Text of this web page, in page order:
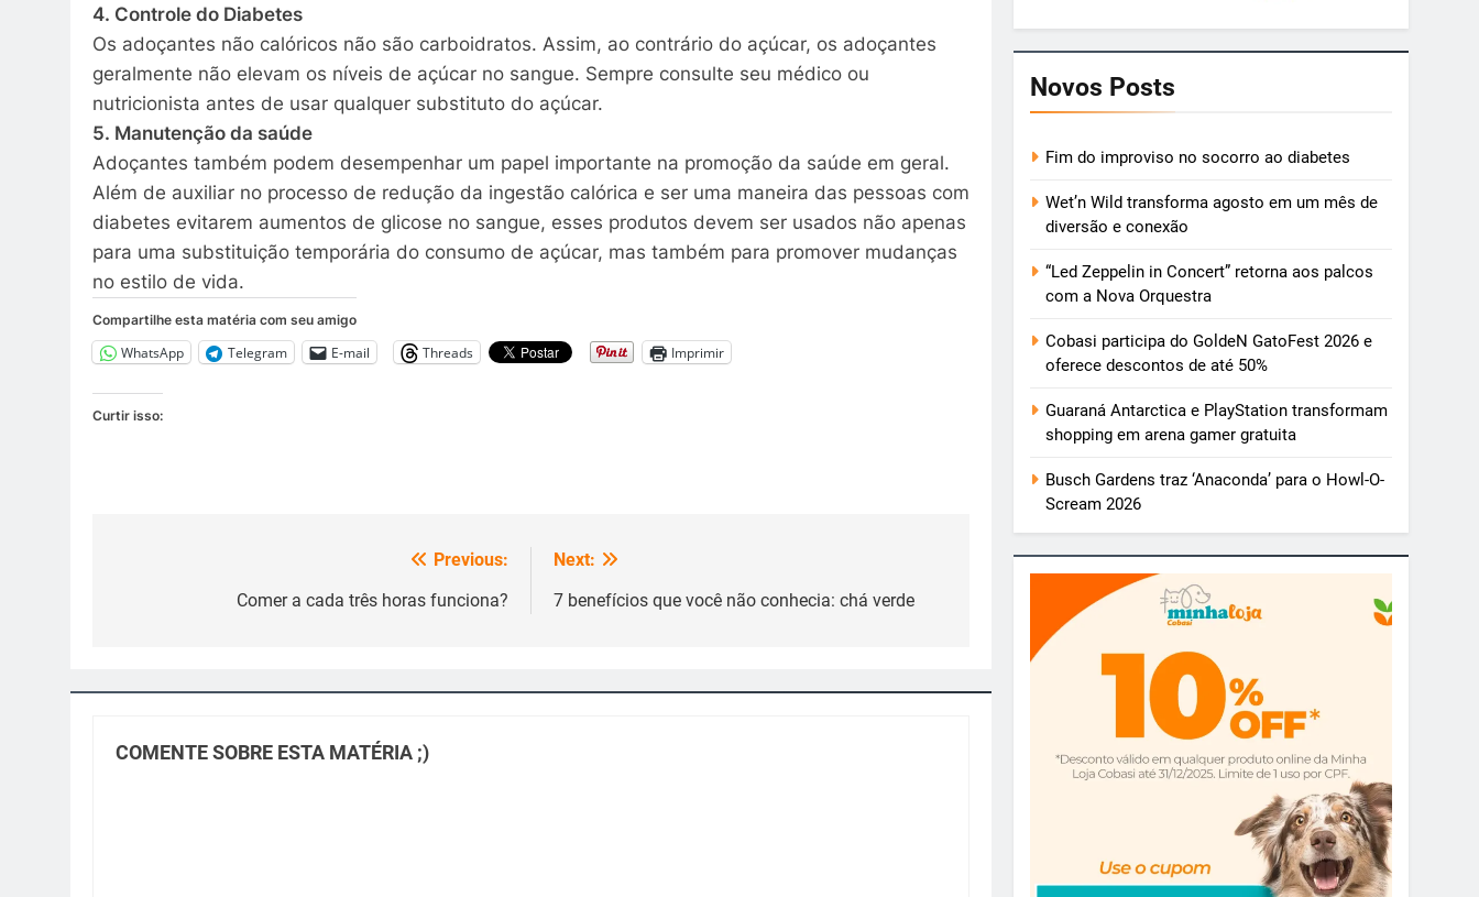
4. Controle do Diabetes
Os adoçantes não calóricos não são carboidratos. Assim, ao contrário do açúcar, os adoçantes
geralmente não elevam os níveis de açúcar no sangue. Sempre consulte seu médico ou
nutricionista antes de usar qualquer substituto do açúcar.
5. Manutenção da saúde
Adoçantes também podem desempenhar um papel importante na promoção da saúde em geral.
Além de auxiliar no processo de redução da ingestão calórica e ser uma maneira das pessoas com
diabetes evitarem aumentos de glicose no sangue, esses produtos devem ser usados não apenas
para uma substituição temporária do consumo de açúcar, mas também para promover mudanças
no estilo de vida.
Compartilhe esta matéria com seu amigo
WhatsApp Telegram E-mail Threads Imprimir
Curtir isso:
Previous:
Comer a cada três horas funciona?
Next:
7 benefícios que você não conhecia: chá verde
COMENTE SOBRE ESTA MATÉRIA ;)
Novos Posts
Fim do improviso no socorro ao diabetes
Wet’n Wild transforma agosto em um mês de
diversão e conexão
“Led Zeppelin in Concert” retorna aos palcos
com a Nova Orquestra
Cobasi participa do GoldeN GatoFest 2026 e
oferece descontos de até 50%
Guaraná Antarctica e PlayStation transformam
shopping em arena gamer gratuita
Busch Gardens traz ‘Anaconda’ para o Howl-O-
Scream 2026